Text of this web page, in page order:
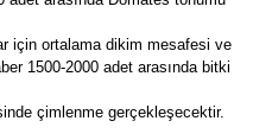
için ortalama dikim mesafesi ve
1500-2000 adet arasında bitki
çimlenme gerçekleşecektir.